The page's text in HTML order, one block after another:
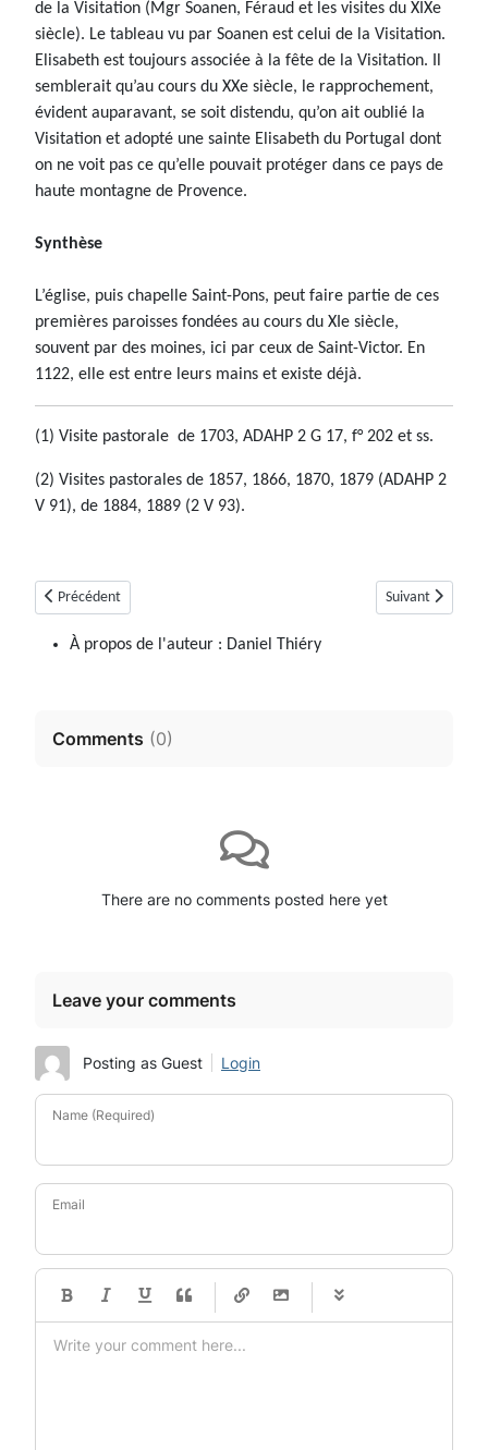
de la Visitation (Mgr Soanen, Féraud et les visites du XIXe
siècle). Le tableau vu par Soanen est celui de la Visitation.
Elisabeth est toujours associée à la fête de la Visitation. Il
semblerait qu’au cours du XXe siècle, le rapprochement,
évident auparavant, se soit distendu, qu’on ait oublié la
Visitation et adopté une sainte Elisabeth du Portugal dont
on ne voit pas ce qu’elle pouvait protéger dans ce pays de
haute montagne de Provence.
Synthèse
L’église, puis chapelle Saint-Pons, peut faire partie de ces
premières paroisses fondées au cours du XIe siècle,
souvent par des moines, ici par ceux de Saint-Victor. En
1122, elle est entre leurs mains et existe déjà.
(1) Visite pastorale de 1703, ADAHP 2 G 17, f° 202 et ss.
(2) Visites pastorales de 1857, 1866, 1870, 1879 (ADAHP 2
V 91), de 1884, 1889 (2 V 93).
Article précédent : Beynes (04)
Précédent Article suivant :
Suivant
À propos de l'auteur : Daniel Thiéry
Comments (0)
There are no comments posted here yet
Leave your comments
Posting as Guest Login
Name (Required)
Email
-
-
-
-